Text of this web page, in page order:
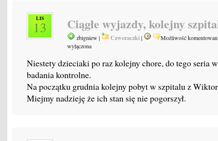
LIS
13 Ciągłe wyjazdy, kolejny
zbigniew | Czworaczki|
Możliwość
wyłączona
Niestety dzieciaki po raz kolejny chore, do tego seria
badania kontrolne.
Na początku grudnia kolejny pobyt w szpitalu z
Miejmy nadzieję że ich stan się nie pogorszył.